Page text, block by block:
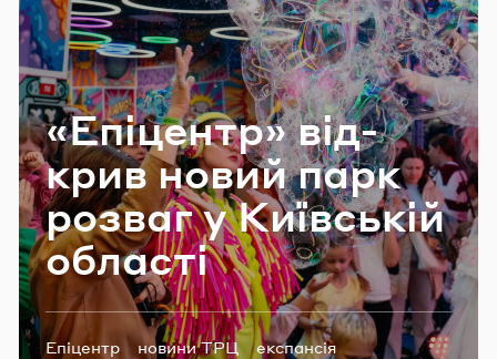
«Епі­центр» від­
крив новий парк
роз­ваг у Ки­їв­ській
обла­сті
Теги:
Епіцентр новини ТРЦ експансія
Email
Пароль
Забули пароль?
УВІЙТИ